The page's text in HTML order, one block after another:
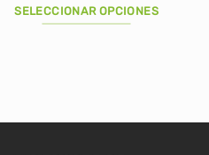
original
era:
actual
es:
SELECCIONAR OPCIONES